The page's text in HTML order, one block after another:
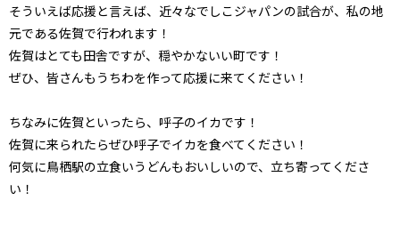
そういえば応援と言えば、近々なでしこジャパンの試合が、私の地
元である佐賀で行われます！
佐賀はとても田舎ですが、穏やかないい町です！
ぜひ、皆さんもうちわを作って応援に来てください！
ちなみに佐賀といったら、呼子のイカです！
佐賀に来られたらぜひ呼子でイカを食べてください！
何気に鳥栖駅の立食いうどんもおいしいので、立ち寄ってくださ
い！